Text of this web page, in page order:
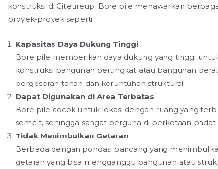
konstruksi di Citeureup. Bore pile menawarkan
proyek-proyek seperti :
Kapasitas Daya Dukung Tinggi
Bore pile memberikan daya dukung yang tinggi
konstruksi bangunan bertingkat atau bangunan
pergeseran tanah dan keruntuhan struktural.
Dapat Digunakan di Area Terbatas
Bore pile cocok untuk lokasi dengan ruang yang
sempit, sehingga sangat berguna di perkotaan
Tidak Menimbulkan Getaran
Berbeda dengan pondasi pancang yang
getaran yang bisa mengganggu bangunan atau